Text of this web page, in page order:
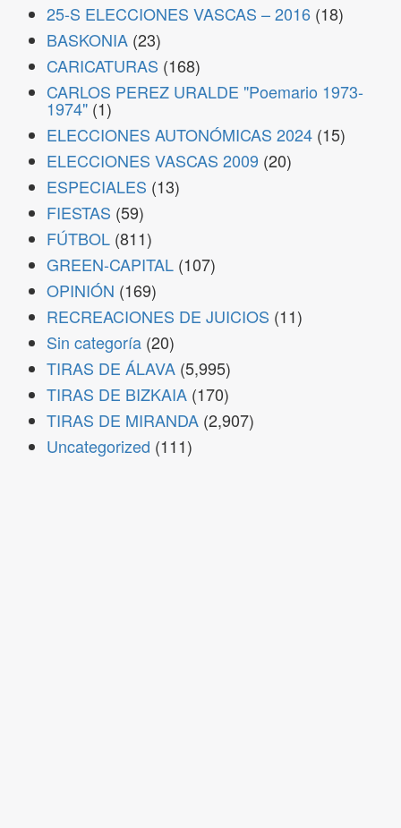
25-S ELECCIONES VASCAS – 2016 (18)
BASKONIA (23)
CARICATURAS (168)
CARLOS PEREZ URALDE "Poemario 1973-
1974" (1)
ELECCIONES AUTONÓMICAS 2024 (15)
ELECCIONES VASCAS 2009 (20)
ESPECIALES (13)
FIESTAS (59)
FÚTBOL (811)
GREEN-CAPITAL (107)
OPINIÓN (169)
RECREACIONES DE JUICIOS (11)
Sin categoría (20)
TIRAS DE ÁLAVA (5,995)
TIRAS DE BIZKAIA (170)
TIRAS DE MIRANDA (2,907)
Uncategorized (111)